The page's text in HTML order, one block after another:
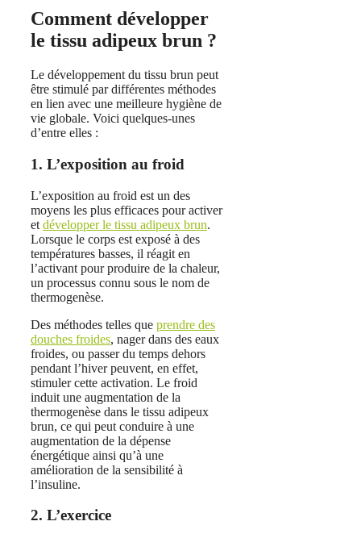
Comment développer
le tissu adipeux brun ?
Le développement du tissu brun peut
être stimulé par différentes méthodes
en lien avec une meilleure hygiène de
vie globale. Voici quelques-unes
d’entre elles :
1. L’exposition au froid
L’exposition au froid est un des
moyens les plus efficaces pour activer
et développer le tissu adipeux brun.
Lorsque le corps est exposé à des
températures basses, il réagit en
l’activant pour produire de la chaleur,
un processus connu sous le nom de
thermogenèse.
Des méthodes telles que prendre des
douches froides, nager dans des eaux
froides, ou passer du temps dehors
pendant l’hiver peuvent, en effet,
stimuler cette activation. Le froid
induit une augmentation de la
thermogenèse dans le tissu adipeux
brun, ce qui peut conduire à une
augmentation de la dépense
énergétique ainsi qu’à une
amélioration de la sensibilité à
l’insuline.
2. L’exercice